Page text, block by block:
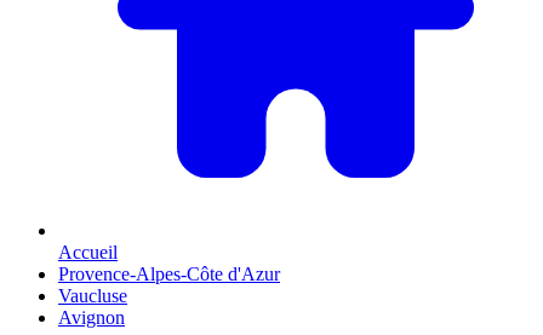
Accueil
Provence-Alpes-Côte d'Azur
Vaucluse
Avignon